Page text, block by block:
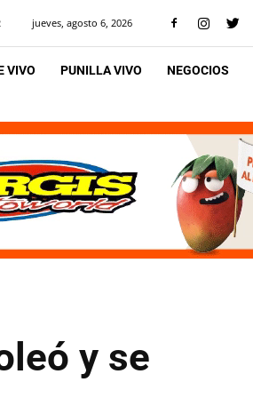
jueves, agosto 6, 2026
VIVO PUNILLA VIVO NEGOCIOS
y se